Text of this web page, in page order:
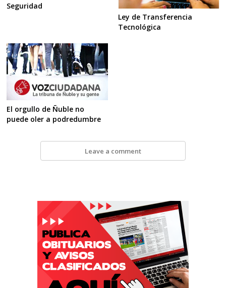
Seguridad
Ley de Transferencia
Tecnológica
El orgullo de Ñuble no
puede oler a podredumbre
Leave a comment